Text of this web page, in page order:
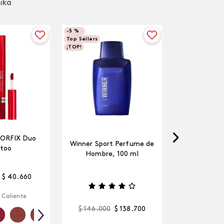
Duo
$ 40 .660
Caliente
-5 %
Top Sellers
¡TOP!
Winner Sport Perfume de
Hombre, 100 ml
$ 146.000 $ 138 .700